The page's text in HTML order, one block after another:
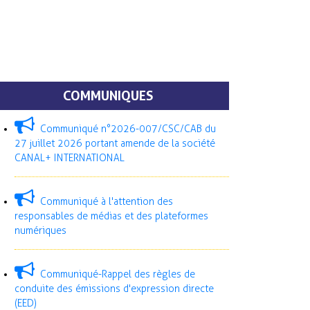
COMMUNIQUES
Communiqué n°2026-007/CSC/CAB du
27 juillet 2026 portant amende de la société
CANAL+ INTERNATIONAL
Communiqué à l'attention des
responsables de médias et des plateformes
numériques
Communiqué-Rappel des règles de
conduite des émissions d'expression directe
(EED)